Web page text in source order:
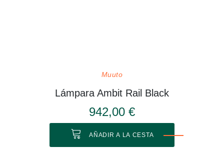
Muuto
Lámpara Ambit Rail Black
942,00 €
AÑADIR A LA CESTA